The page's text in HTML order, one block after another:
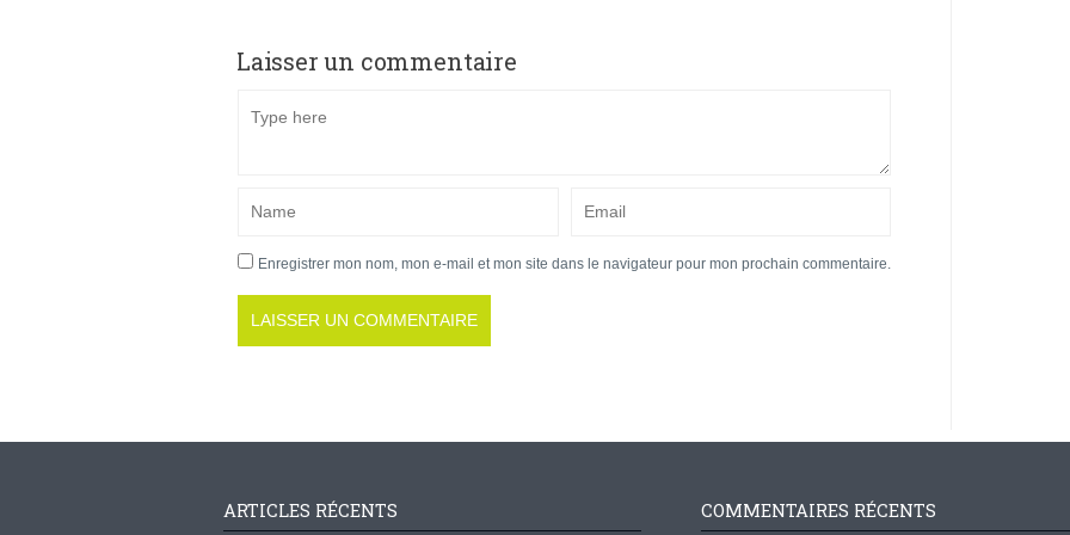
Laisser un commentaire
Enregistrer mon nom, mon e-mail et mon site dans le navigateur pour mon prochain commentaire.
ARTICLES RÉCENTS COMMENTAIRES RÉCENTS